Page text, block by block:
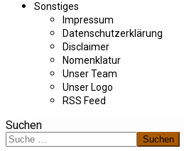
Sonstiges
Impressum
Datenschutzerklärung
Disclaimer
Nomenklatur
Unser Team
Unser Logo
RSS Feed
Suchen
Suchen